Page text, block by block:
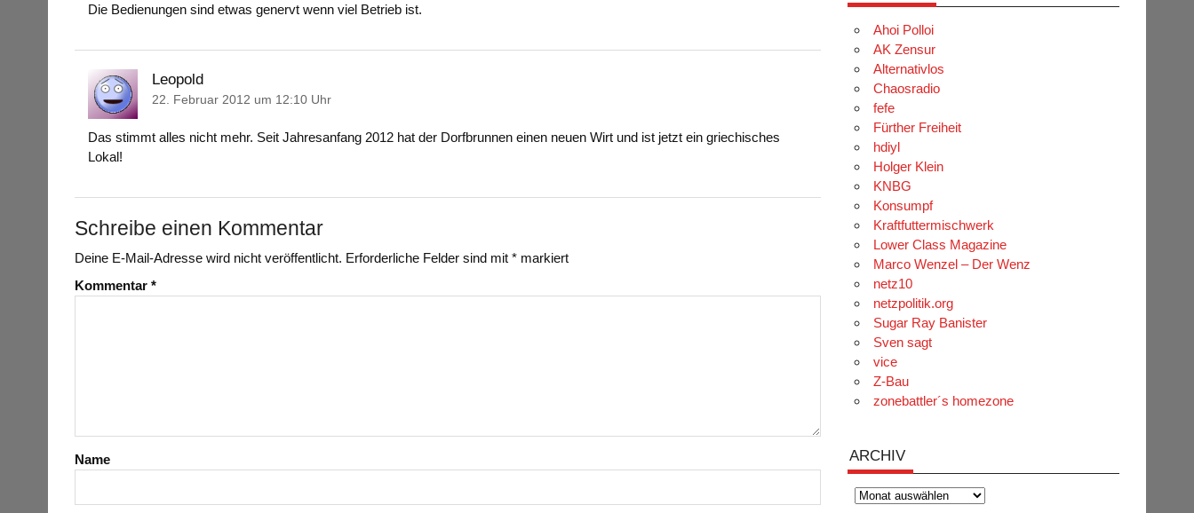
Die Bedienungen sind etwas genervt wenn viel Betrieb ist.
Leopold
22. Februar 2012 um 12:10 Uhr
Das stimmt alles nicht mehr. Seit Jahresanfang 2012 hat der Dorfbrunnen einen neuen Wirt und ist jetzt ein griechisches
Lokal!
Schreibe einen Kommentar
Deine E-Mail-Adresse wird nicht veröffentlicht. Erforderliche Felder sind mit* markiert
Kommentar*
Name
Ahoi Polloi
AK Zensur
Alternativlos
Chaosradio
fefe
Fürther Freiheit
hdiyl
Holger Klein
KNBG
Konsumpf
Kraftfuttermischwerk
Lower Class Magazine
Marco Wenzel – Der Wenz
netz10
netzpolitik.org
Sugar Ray Banister
Sven sagt
vice
Z-Bau
zonebattler´s homezone
ARCHIV
Archiv